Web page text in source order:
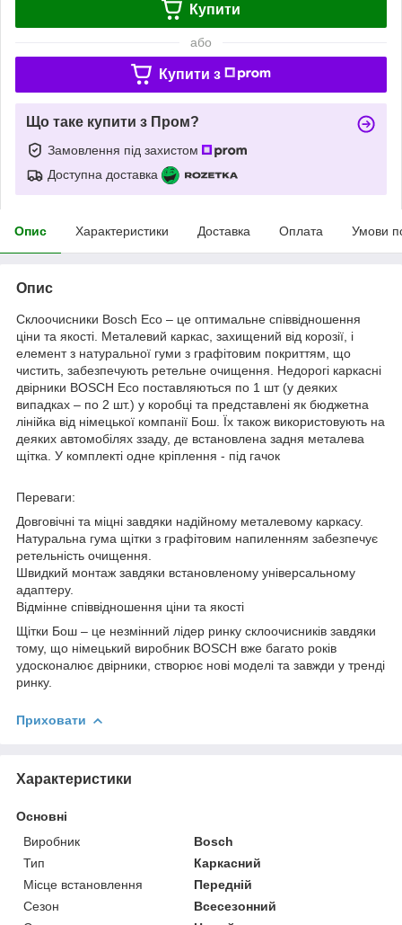
Купити
або
Купити з
Що таке купити з Пром?
Замовлення під захистом
Доступна доставка
Опис Характеристики Доставка Оплата Умови
Опис
Склоочисники Bosch Eco – це оптимальне співвідношення
ціни та якості. Металевий каркас, захищений від корозії, і
елемент з натуральної гуми з графітовим покриттям, що
чистить, забезпечують ретельне очищення. Недорогі каркасні
двірники BOSCH Eco поставляються по 1 шт (у деяких
випадках – по 2 шт.) у коробці та представлені як бюджетна
лінійка від німецької компанії Бош. Їх також використовують на
деяких автомобілях ззаду, де встановлена задня металева
щітка. У комплекті одне кріплення - під гачок
Переваги:
Довговічні та міцні завдяки надійному металевому каркасу.
Натуральна гума щітки з графітовим напиленням забезпечує
ретельність очищення.
Швидкий монтаж завдяки встановленому універсальному
адаптеру.
Відмінне співвідношення ціни та якості
Щітки Бош – це незмінний лідер ринку склоочисників завдяки
тому, що німецький виробник BOSCH вже багато років
удосконалює двірники, створює нові моделі та завжди у тренді
ринку.
Приховати
Характеристики
Основні
Виробник
Bosch
Тип
Каркасний
Місце встановлення
Передній
Сезон
Всесезонний